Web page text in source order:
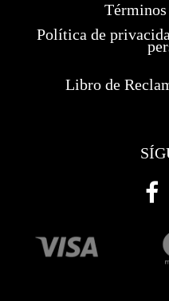
Política de
Libro de